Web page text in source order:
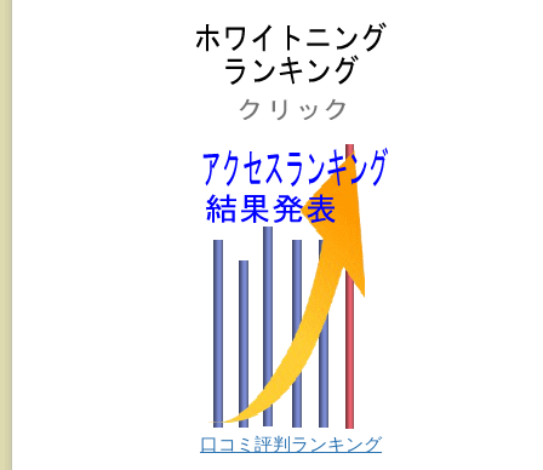
口コミ評判ランキング